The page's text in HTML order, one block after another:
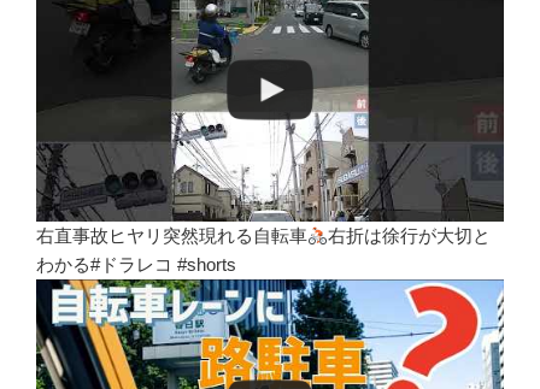
右直事故ヒヤリ突然現れる自転車
右折は徐行が大切と
わかる#ドラレコ #shorts